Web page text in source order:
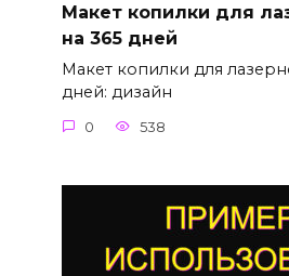
Макет копилки для
на 365 дней
Макет копилки для
дней: дизайн
0 538